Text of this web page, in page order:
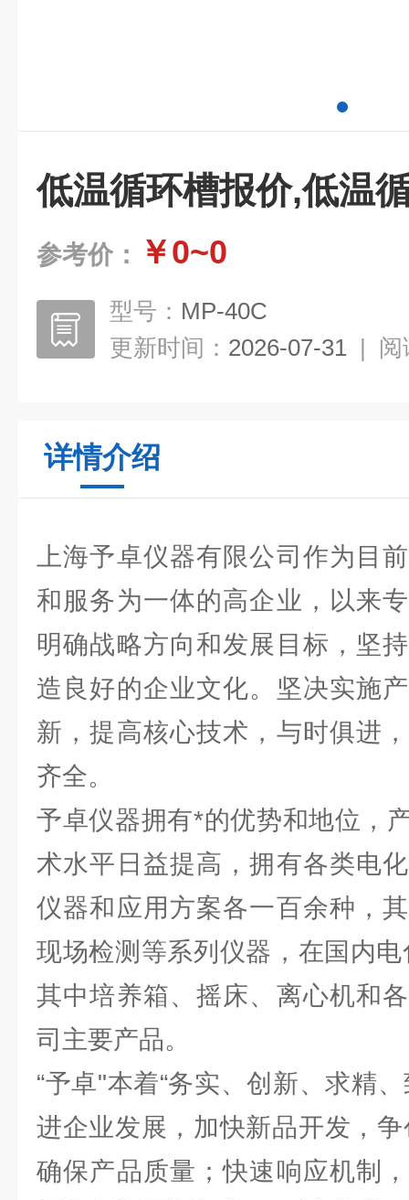
低温循环槽报价,低温
参考价： ￥0~0
型号： MP-40C
更新时间： 2026-07-31 | 阅
详情介绍
上海予卓仪器有限公司作为目
和服务为一体的高企业，以来
明确战略方向和发展目标，坚
造良好的企业文化。坚决实施
新，提高核心技术，与时俱进
齐全。
予卓仪器拥有*的优势和地位，
术水平日益提高，拥有各类电
仪器和应用方案各一百余种，
现场检测等系列仪器，在国内
其中培养箱、摇床、离心机和
司主要产品。
“予卓"本着“务实、创新、求精
进企业发展，加快新品开发，
确保产品质量；快速响应机制